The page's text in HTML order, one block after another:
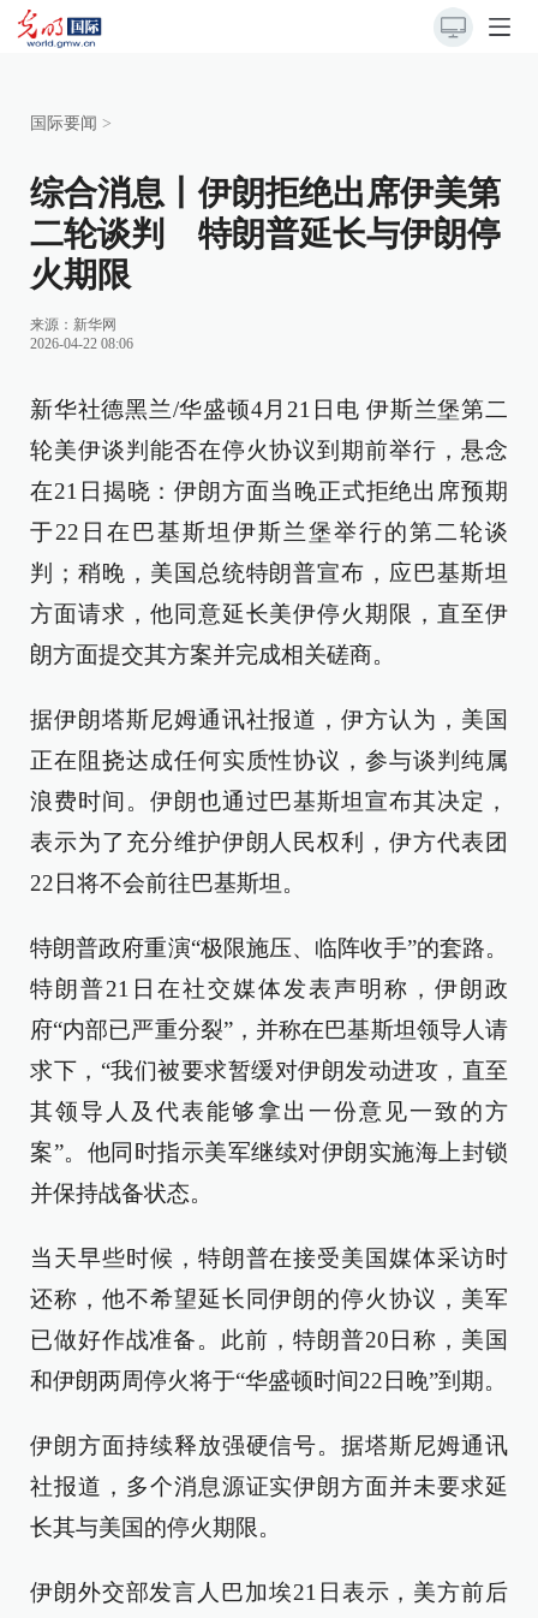
国际要闻 >
综合消息丨伊朗拒绝出席伊美第
二轮谈判 特朗普延长与伊朗停
火期限
来源： 新华网
2026-04-22 08:06
新华社德黑兰/华盛顿4月21日电 伊斯兰堡第二
轮美伊谈判能否在停火协议到期前举行，悬念
在21日揭晓：伊朗方面当晚正式拒绝出席预期
于22日在巴基斯坦伊斯兰堡举行的第二轮谈
判；稍晚，美国总统特朗普宣布，应巴基斯坦
方面请求，他同意延长美伊停火期限，直至伊
朗方面提交其方案并完成相关磋商。
据伊朗塔斯尼姆通讯社报道，伊方认为，美国
正在阻挠达成任何实质性协议，参与谈判纯属
浪费时间。伊朗也通过巴基斯坦宣布其决定，
表示为了充分维护伊朗人民权利，伊方代表团
22日将不会前往巴基斯坦。
特朗普政府重演“极限施压、临阵收手”的套路。
特朗普21日在社交媒体发表声明称，伊朗政
府“内部已严重分裂”，并称在巴基斯坦领导人请
求下，“我们被要求暂缓对伊朗发动进攻，直至
其领导人及代表能够拿出一份意见一致的方
案”。他同时指示美军继续对伊朗实施海上封锁
并保持战备状态。
当天早些时候，特朗普在接受美国媒体采访时
还称，他不希望延长同伊朗的停火协议，美军
已做好作战准备。此前，特朗普20日称，美国
和伊朗两周停火将于“华盛顿时间22日晚”到期。
伊朗方面持续释放强硬信号。据塔斯尼姆通讯
社报道，多个消息源证实伊朗方面并未要求延
长其与美国的停火期限。
伊朗外交部发言人巴加埃21日表示，美方前后